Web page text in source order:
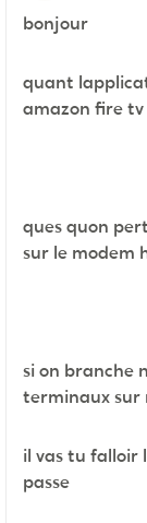
bonjour
quant
amazon fire tv
ques quon
sur le modem
si on branche
terminaux sur
il vas tu falloir
passe